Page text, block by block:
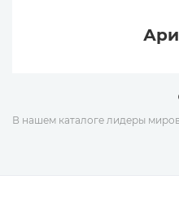
В нашем каталоге лидеры